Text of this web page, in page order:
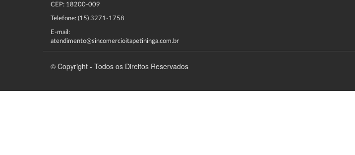
CEP: 18200-009
Telefone: (15) 3271-1758
E-mail:
atendimento@sincomercioitapetininga.com.br
© Copyright - Todos os Direitos Reservados